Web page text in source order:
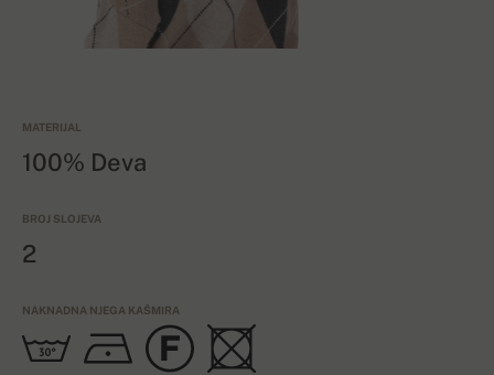
MATERIJAL
100% Deva
BROJ SLOJEVA
2
NAKNADNA NJEGA KAŠMIRA